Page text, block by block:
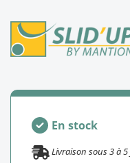
En stock
Livraison sous3à5